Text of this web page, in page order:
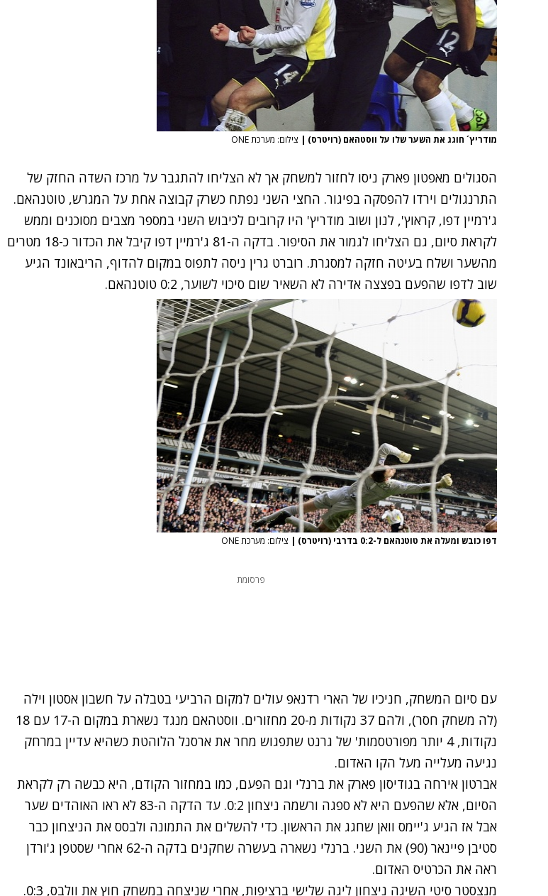
מודריץ´ חוגג את השער שלו על ווסטהאם (רויטרס) | צילום: מערכת ONE
הסגולים מאפטון פארק ניסו לחזור למשחק אך לא הצליחו להתגבר על מרכז השדה החזק של
התרנגולים וירדו להפסקה בפיגור. החצי השני נפתח כשרק קבוצה אחת על המגרש, טוטנהאם.
ג'רמיין דפו, קראוץ', לנון ושוב מודריץ' היו קרובים לכיבוש השני במספר מצבים מסוכנים וממש
לקראת סיום, גם הצליחו לגמור את הסיפור. בדקה ה-81 ג'רמיין דפו קיבל את הכדור כ-18 מטרים
מהשער ושלח בעיטה חזקה למסגרת. רוברט גרין ניסה לתפוס במקום להדוף, הריבאונד הגיע
שוב לדפו שהפעם בפצצה אדירה לא השאיר שום סיכוי לשוער, 0:2 טוטנהאם.
דפו כובש ומעלה את טוטנהאם ל-0:2 בדרבי (רויטרס) | צילום: מערכת ONE
פרסומת
עם סיום המשחק, חניכיו של הארי רדנאפ עולים למקום הרביעי בטבלה על חשבון אסטון וילה
(לה משחק חסר), ולהם 37 נקודות מ-20 מחזורים. ווסטהאם מנגד נשארת במקום ה-17 עם 18
נקודות, 4 יותר מפורטסמות' של גרנט שתפגוש מחר את ארסנל הלוהטת כשהיא עדיין במרחק
נגיעה מעלייה מעל הקו האדום.
אברטון אירחה בגודיסון פארק את ברנלי וגם הפעם, כמו במחזור הקודם, היא כבשה רק לקראת
הסיום, אלא שהפעם היא לא ספגה ורשמה ניצחון 0:2. עד הדקה ה-83 לא ראו האוהדים שער
אבל אז הגיע ג'יימס וואן שחגג את הראשון. כדי להשלים את התמונה ולבסס את הניצחון כבר
סטיבן פיינאר (90) את השני. ברנלי נשארה בעשרה שחקנים בדקה ה-62 אחרי שסטפן ג'ורדן
ראה את הכרטיס האדום.
מנצסטר סיטי השיגה ניצחון ליגה שלישי ברציפות, אחרי שניצחה במשחק חוץ את וולבס, 0:3.